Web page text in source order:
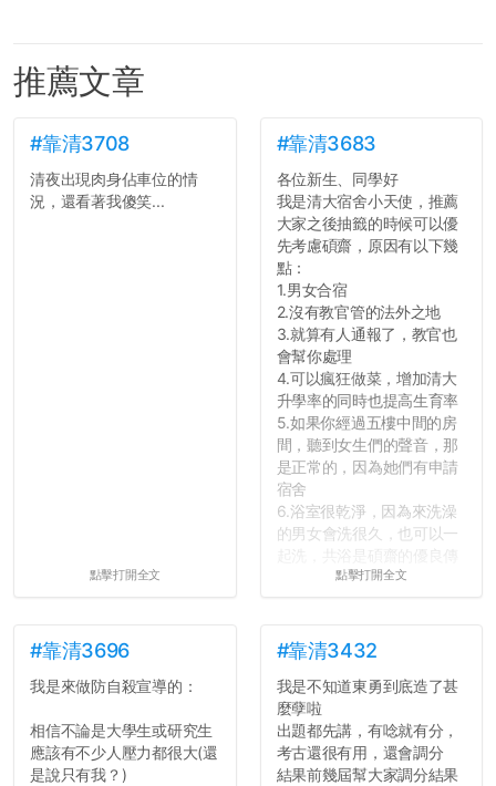
推薦文章
#靠清3708
清夜出現肉身佔車位的情
況，還看著我傻笑...
點擊打開全文
#靠清3683
各位新生、同學好
我是清大宿舍小天使，推薦
大家之後抽籤的時候可以優
先考慮碩齋，原因有以下幾
點：
1.男女合宿
2.沒有教官管的法外之地
3.就算有人通報了，教官也
會幫你處理
4.可以瘋狂做菜，增加清大
升學率的同時也提高生育率
5.如果你經過五樓中間的房
間，聽到女生們的聲音，那
是正常的，因為她們有申請
宿舍
6.浴室很乾淨，因為來洗澡
的男女會洗很久，也可以一
舍房間，都歡迎留言讓我知
道...
點擊打開全文
#靠清3696
我是來做防自殺宣導的：
相信不論是大學生或研究生
應該有不少人壓力都很大(還
是說只有我？)
#靠清3432
我是不知道東勇到底造了甚
麼孽啦
出題都先講，有唸就有分，
考古還很有用，還會調分
結果前幾屆幫大家調分結果